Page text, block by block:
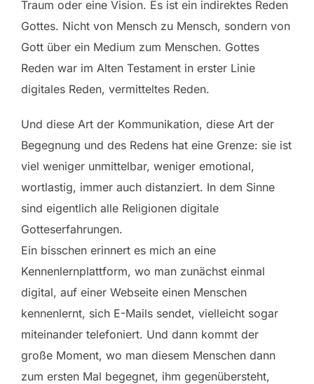
Traum oder eine Vision. Es ist ein indirektes Reden
Gottes. Nicht von Mensch zu Mensch, sondern von
Gott über ein Medium zum Menschen. Gottes
Reden war im Alten Testament in erster Linie
digitales Reden, vermitteltes Reden.
Und diese Art der Kommunikation, diese Art der
Begegnung und des Redens hat eine Grenze: sie ist
viel weniger unmittelbar, weniger emotional,
wortlastig, immer auch distanziert. In dem Sinne
sind eigentlich alle Religionen digitale
Gotteserfahrungen.
Ein bisschen erinnert es mich an eine
Kennenlernplattform, wo man zunächst einmal
digital, auf einer Webseite einen Menschen
kennenlernt, sich E-Mails sendet, vielleicht sogar
miteinander telefoniert. Und dann kommt der
große Moment, wo man diesem Menschen dann
zum ersten Mal begegnet, ihm gegenübersteht,